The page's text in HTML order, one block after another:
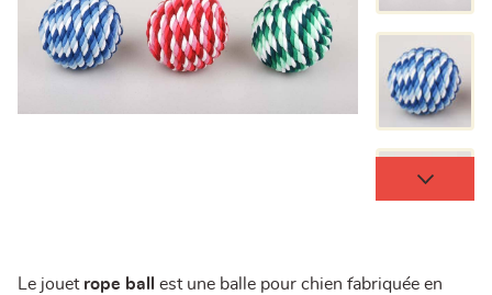
Le jouet rope ball est une balle pour chien fabriquée en